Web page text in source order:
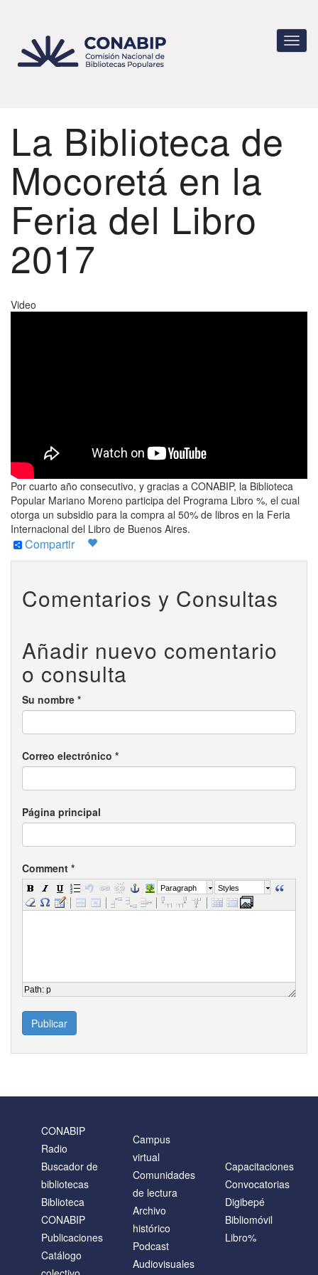
contenido
principal
La Biblioteca de
Mocoretá en la
Feria del Libro
2017
Video
Por cuarto año consecutivo, y gracias a CONABIP, la Biblioteca
Popular Mariano Moreno participa del Programa Libro %, el cual
otorga un subsidio para la compra al 50% de libros en la Feria
Internacional del Libro de Buenos Aires.
Compartir
Comentarios y Consultas
Añadir nuevo comentario
o consulta
Su nombre *
Correo electrónico *
Página principal
Comment *
Paragraph Styles
Path: p
Publicar
CONABIP
Radio
Buscador de
bibliotecas
Biblioteca
CONABIP
Publicaciones
Catálogo
Campus
virtual
Comunidades
de lectura
Archivo
histórico
Podcast
Audiovisuales
Capacitaciones
Convocatorias
Digibepé
Bibliomóvil
Libro%